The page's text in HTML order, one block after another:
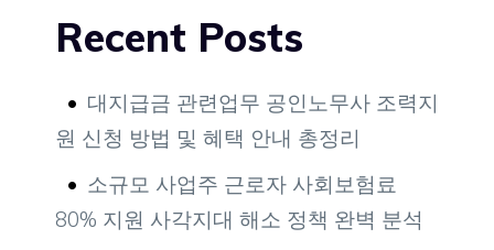
Recent Posts
대지급금 관련업무 공인노무사 조력지
원 신청 방법 및 혜택 안내 총정리
소규모 사업주 근로자 사회보험료
80% 지원 사각지대 해소 정책 완벽 분석